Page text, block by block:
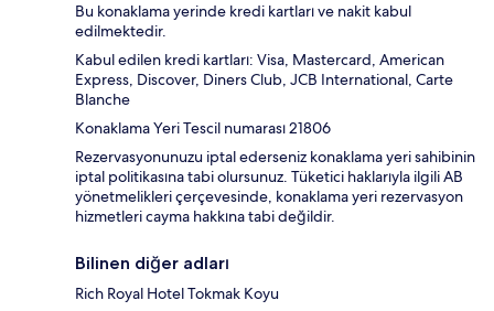
Bu konaklama yerinde kredi kartları ve nakit kabul
edilmektedir.
Kabul edilen kredi kartları: Visa, Mastercard, American
Express, Discover, Diners Club, JCB International, Carte
Blanche
Konaklama Yeri Tescil numarası 21806
Rezervasyonunuzu iptal ederseniz konaklama yeri sahibinin
iptal politikasına tabi olursunuz. Tüketici haklarıyla ilgili AB
yönetmelikleri çerçevesinde, konaklama yeri rezervasyon
hizmetleri cayma hakkına tabi değildir.
Bilinen diğer adları
Rich Royal Hotel Tokmak Koyu